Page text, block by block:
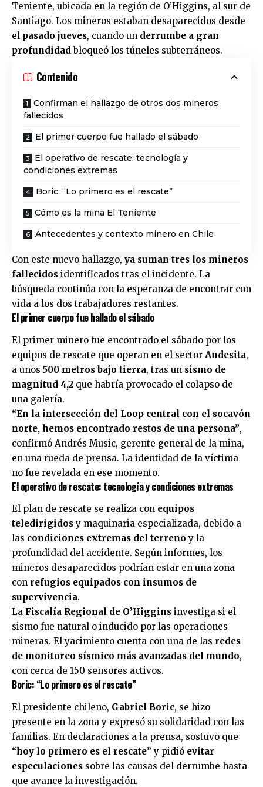
Teniente, ubicada en la región de O’Higgins, al sur de
Santiago. Los mineros estaban desaparecidos desde
el pasado jueves, cuando un derrumbe a gran
profundidadbloqueó los túneles subterráneos.
Contenido
Confirman el hallazgo de otros dos mineros
fallecidos
El primer cuerpo fue hallado el sábado
El operativo de rescate: tecnología y
condiciones extremas
Boric: “Lo primero es el rescate”
Cómo es la mina El Teniente
Antecedentes y contexto minero en Chile
Con este nuevo hallazgo, ya suman tres los mineros
fallecidos identificados tras el incidente. La
búsqueda continúa con la esperanza de encontrar con
vida a los dos trabajadores restantes.
El primer cuerpo fue hallado el sábado
El primer minero fue encontrado el sábado por los
equipos de rescate que operan en el sector Andesita,
a unos 500 metros bajo tierra, tras un sismo de
magnitud 4,2 que habría provocado el colapso de
una galería.
“En la intersección del Loop central con el socavón
norte, hemos encontrado restos de una persona”,
confirmó Andrés Music, gerente general de la mina,
en una rueda de prensa. La identidad de la víctima
no fue revelada en ese momento.
El operativo de rescate: tecnología y condiciones extremas
El plan de rescate se realiza con equipos
teledirigidosy maquinaria especializada, debido a
las condiciones extremas del terreno y la
profundidad del accidente. Según informes, los
mineros desaparecidos podrían estar en una zona
con refugios equipados con insumos de
supervivencia.
La Fiscalía Regional de O’Higgins investiga si el
sismo fue natural o inducido por las operaciones
mineras. El yacimiento cuenta con una de las redes
de monitoreo sísmico más avanzadas del mundo,
con cerca de 150 sensores activos.
Boric: “Lo primero es el rescate”
El presidente chileno, Gabriel Boric, se hizo
presente en la zona y expresó su solidaridad con las
familias. En declaraciones a la prensa, sostuvo que
“hoy lo primero es el rescate” y pidió evitar
especulaciones sobre las causas del derrumbe hasta
que avance la investigación.